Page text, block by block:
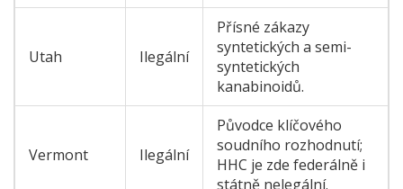
Utah Ilegální
Přísné zákazy
syntetických a semi-
syntetických
kanabinoidů.
Vermont Ilegální
Původce klíčového
soudního rozhodnutí;
HHC je zde federálně i
státně nelegální.